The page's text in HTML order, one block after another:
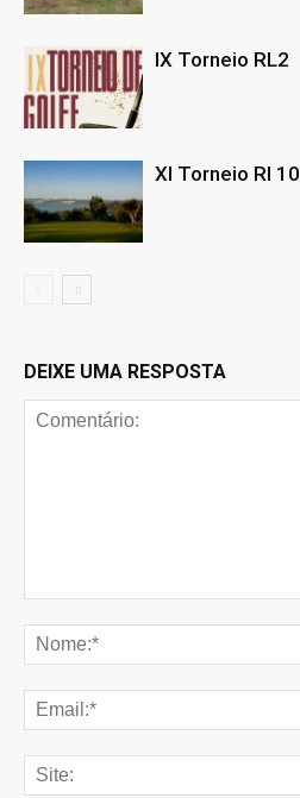
IX Torneio RL2
XI Torneio RI 10
DEIXE UMA RESPOSTA